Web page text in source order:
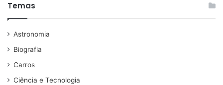
Temas
Astronomia
Biografia
Carros
Ciência e Tecnologia